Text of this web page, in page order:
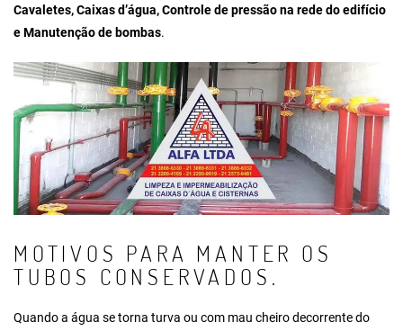
Cavaletes, Caixas d’água, Controle de pressão na rede do edifício
e Manutenção de bombas.
MOTIVOS PARA MANTER OS
TUBOS CONSERVADOS.
Quando a água se torna turva ou com mau cheiro decorrente do